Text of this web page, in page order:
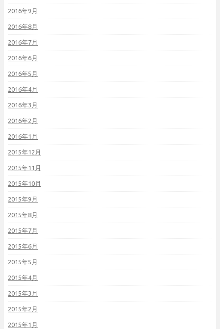
2016年9月
2016年8月
2016年7月
2016年6月
2016年5月
2016年4月
2016年3月
2016年2月
2016年1月
2015年12月
2015年11月
2015年10月
2015年9月
2015年8月
2015年7月
2015年6月
2015年5月
2015年4月
2015年3月
2015年2月
2015年1月